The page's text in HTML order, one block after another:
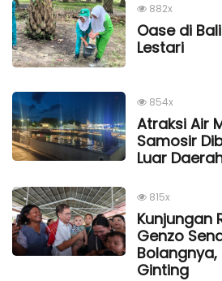
882x
Oase di
Lestari
854x
Atraksi Air
Samosir
Luar
815x
Kunjungan
Genzo
Ginting